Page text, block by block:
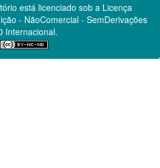
está licenciado sob a Licença
- NãoComercial - SemDerivações
Internacional.